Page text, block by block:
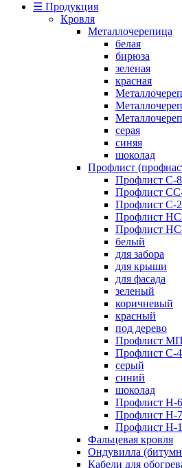
☰ Продукция
Кровля
Металлочерепица
белая
бирюза
зеленая
красная
серая
синяя
шоколад
Профлист
Профлист С-8
Профлист
Профлист C-
Профлист
Профлист
белый
для забора
для крыши
для фасада
зеленый
коричневый
красный
под дерево
Профлист
Профлист С-
серый
синий
шоколад
Профлист Н-
Профлист Н-
Профлист H-
Фальцевая кровля
Ондувилла
Кабели для